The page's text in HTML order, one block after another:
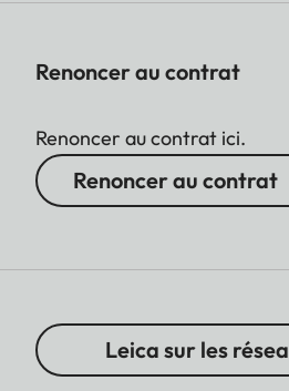
Renoncer au contrat
Renoncer au contrat ici.
Renoncer au contrat
Leica sur les